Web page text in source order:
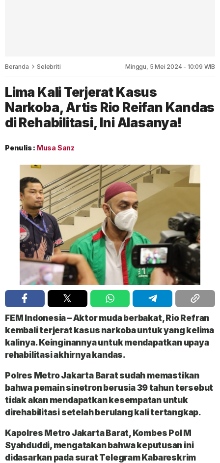
Beranda Selebriti Minggu, 5 Mei 2024 - 10:09 WIB
Lima Kali Terjerat Kasus
Narkoba, Artis Rio Reifan Kandas
di Rehabilitasi, Ini Alasanya!
Penulis : Musa Sanz
FEM Indonesia– Aktor muda berbakat,Rio Refran
kembali terjerat kasus narkoba untuk yang kelima
kalinya. Keinginannya untuk mendapatkan upaya
rehabilitasi akhirnya kandas.
Polres Metro Jakarta Barat sudah memastikan
bahwa pemain sinetron berusia 39 tahun tersebut
tidak akan mendapatkan kesempatan untuk
direhabilitasi setelah berulang kali tertangkap.
Kapolres Metro Jakarta Barat, Kombes Pol M
Syahduddi, mengatakan bahwa keputusan ini
didasarkan pada surat Telegram Kabareskrim